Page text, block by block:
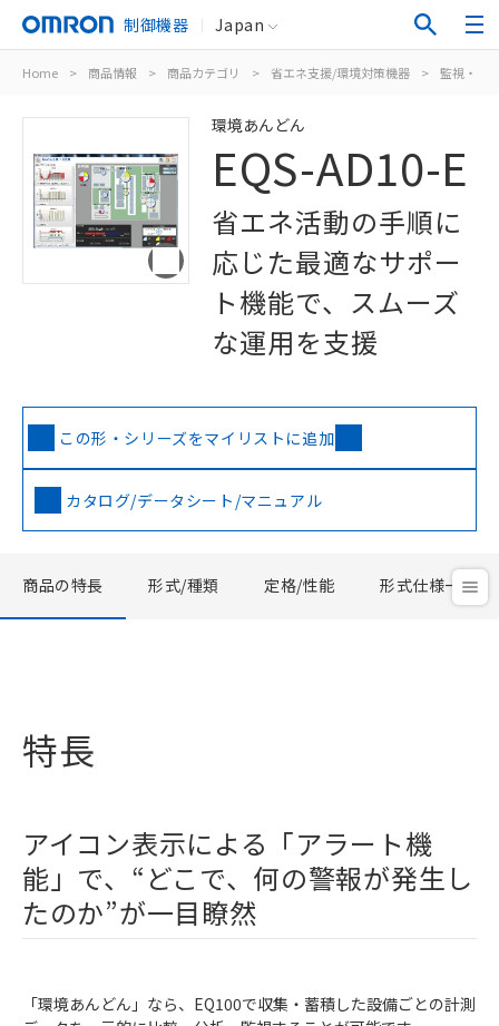
制御機器 Japan
Home > 商品情報 > 商品カテゴリ > 省エネ支援/環境対策機器 > 監視・分
環境あんどん
EQS-AD10-E
省エネ活動の手順に
応じた最適なサポー
ト機能で、スムーズ
な運用を支援
この形・シリーズをマイリストに追加
カタログ/データシート/マニュアル
商品の特長 形式/種類 定格/性能 形式仕様一覧
特長
アイコン表示による「アラート機
能」で、“どこで、何の警報が発生し
たのか”が一目瞭然
「環境あんどん」なら、EQ100で収集・蓄積した設備ごとの計測